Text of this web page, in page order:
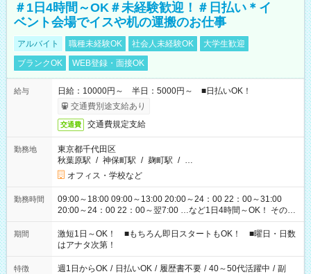
＃1日4時間～OK＃未経験歓迎！＃日払い＊イ
ベント会場でイスや机の運搬のお仕事
アルバイト 職種未経験OK 社会人未経験OK
大学生歓迎
ブランクOK
WEB登録・面接OK
給与
日給：10000円～ 半日：5000円～ ■日払いOK！
交通費別途支給あり
交通費 交通費規定支給
勤務地
東京都千代田区
秋葉原駅 / 神保町駅 / 麹町駅 / …
オフィス・学校など
勤務時間
09:00～18:00 09:00～13:00 20:00～24：00 22：00～31:00
20:00～24：00 22：00～翌7:00 …など1日4時間～OK！ その他
シフトもございます！ お気軽にご相談ください！
期間
激短1日～OK！ ■もちろん即日スタートもOK！ ■曜日・日数
はアナタ次第！
特徴 週1日からOK / 日払いOK / 履歴書不要 / 40～50代活躍中 / 副